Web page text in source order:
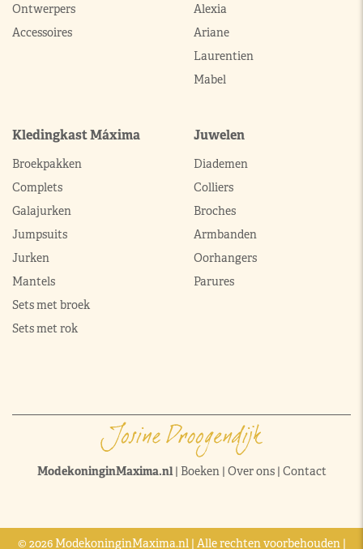
Ontwerpers
Accessoires
Alexia
Ariane
Laurentien
Mabel
Kledingkast Máxima
Broekpakken
Complets
Galajurken
Jumpsuits
Jurken
Mantels
Sets met broek
Sets met rok
Juwelen
Diademen
Colliers
Broches
Armbanden
Oorhangers
Parures
ModekoninginMaxima.nl| Boeken| Over ons| Contact
© 2026 ModekoninginMaxima.nl | Alle rechten voorbehouden |